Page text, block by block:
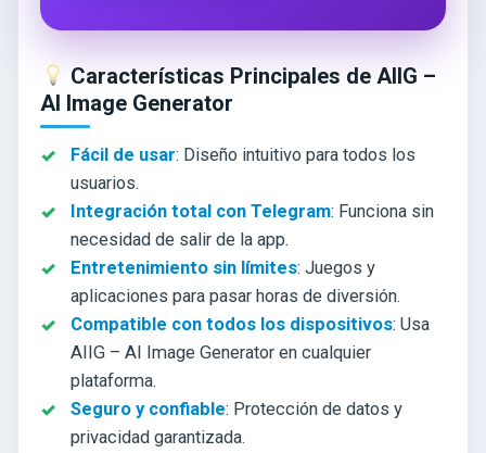
Características Principales de AIIG –
AI Image Generator
Fácil de usar: Diseño intuitivo para todos los
usuarios.
Integración total con Telegram: Funciona sin
necesidad de salir de la app.
Entretenimiento sin límites: Juegos y
aplicaciones para pasar horas de diversión.
Compatible con todos los dispositivos: Usa
AIIG – AI Image Generator en cualquier
plataforma.
Seguro y confiable: Protección de datos y
privacidad garantizada.